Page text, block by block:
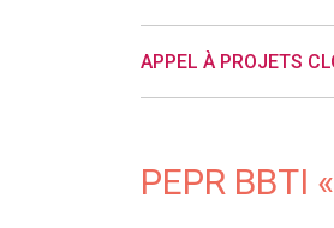
APPEL À PROJETS
PEPR